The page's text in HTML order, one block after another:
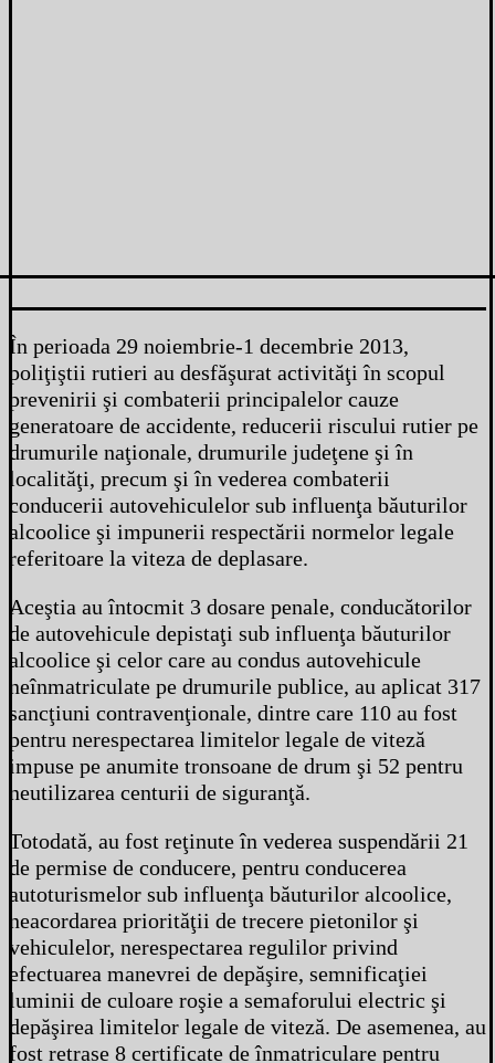
În perioada 29 noiembrie-1 decembrie 2013,
poliţiştii rutieri au desfăşurat activităţi în scopul
prevenirii şi combaterii principalelor cauze
generatoare de accidente, reducerii riscului rutier pe
drumurile naţionale, drumurile judeţene şi în
localităţi, precum şi în vederea combaterii
conducerii autovehiculelor sub influenţa băuturilor
alcoolice şi impunerii respectării normelor legale
referitoare la viteza de deplasare.
Aceştia au întocmit 3 dosare penale, conducătorilor
de autovehicule depistaţi sub influenţa băuturilor
alcoolice şi celor care au condus autovehicule
neînmatriculate pe drumurile publice, au aplicat 317
sancţiuni contravenţionale, dintre care 110 au fost
pentru nerespectarea limitelor legale de viteză
impuse pe anumite tronsoane de drum şi 52 pentru
neutilizarea centurii de siguranţă.
Totodată, au fost reţinute în vederea suspendării 21
de permise de conducere, pentru conducerea
autoturismelor sub influenţa băuturilor alcoolice,
neacordarea priorităţii de trecere pietonilor şi
vehiculelor, nerespectarea regulilor privind
efectuarea manevrei de depăşire, semnificaţiei
luminii de culoare roşie a semaforului electric şi
depăşirea limitelor legale de viteză. De asemenea, au
fost retrase 8 certificate de înmatriculare pentru